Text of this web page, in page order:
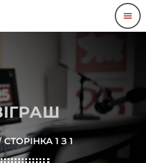
menu
СТОРІНКА 1 З 1